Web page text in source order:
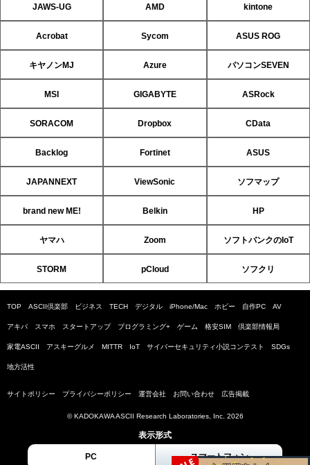
JAWS-UG AMD kintone
Acrobat Sycom ASUS ROG
キヤノンMJ Azure パソコンSEVEN
MSI GIGABYTE ASRock
SORACOM Dropbox CData
Backlog Fortinet ASUS
JAPANNEXT ViewSonic ソフマップ
brand new ME! Belkin HP
ヤマハ Zoom ソフトバンクのIoT
STORM pCloud ソフクリ
TOP ASCII倶楽部 ビジネス TECH デジタル iPhone/Mac ホビー 自作PC AV
アキバ スマホ スタートアップ プログラミング+ ゲーム 格安SIM 倶楽部情報局
家電ASCII アスキーグルメ MITTR IoT サイバーセキュリティ小説コンテスト SDGs
地方活性
サイトポリシー プライバシーポリシー 運営会社 お問い合わせ 広告掲載
© KADOKAWA ASCII Research Laboratories, Inc. 2026
表示形式
PC スマートフォン